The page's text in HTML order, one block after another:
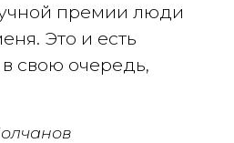
премии люди
Это и есть
свою очередь,